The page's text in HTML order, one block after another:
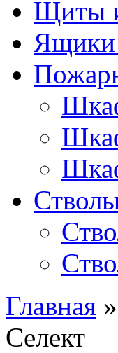
Щиты
Ящики
Главная
Селект